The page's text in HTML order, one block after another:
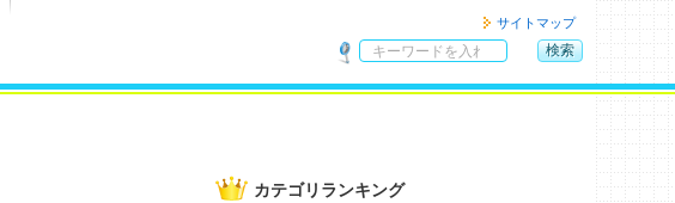
サイトマップ
索
検索
カテゴリランキング